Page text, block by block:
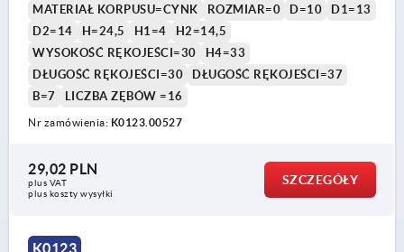
MATERIAŁ KORPUSU=CYNK ROZMIAR=0 D=10
D1=13
D2=14
H=24,5 H1=4
H2=14,5
WYSOKOŚĆ RĘKOJEŚCI=30
H4=33
DŁUGOŚĆ RĘKOJEŚCI=30
DŁUGOŚĆ RĘKOJEŚCI=37
B=7
LICZBA ZĘBÓW =16
Nr zamówienia: K0123.00527
29,02 PLN
plus VAT
plus koszty wysyłki
SZCZEGÓŁY
K0123